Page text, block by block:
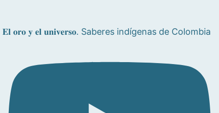
𝐄𝐥 𝐨𝐫𝐨 𝐲 𝐞𝐥 𝐮𝐧𝐢𝐯𝐞𝐫𝐬𝐨. Saberes indígenas de Colombia